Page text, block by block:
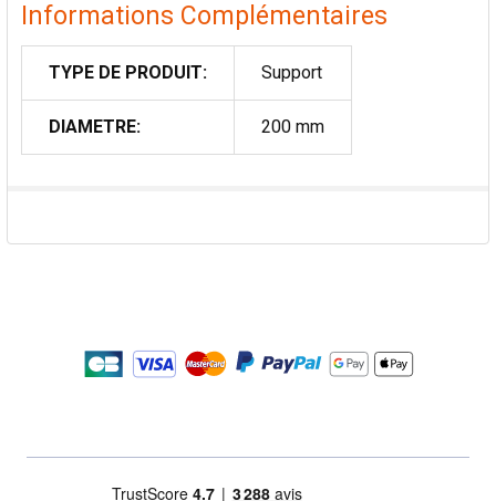
Informations Complémentaires
TYPE DE PRODUIT: Support
DIAMETRE: 200 mm